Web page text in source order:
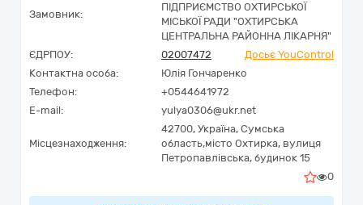
Замовник:
ПІДПРИЄМСТВО ОХТИРСЬКОЇ
МІСЬКОЇ РАДИ "ОХТИРСЬКА
ЦЕНТРАЛЬНА РАЙОННА ЛІКАРНЯ"
ЄДРПОУ:
02007472
Досьє YouControl
Контактна особа:
Юлія Гончаренко
Телефон:
+0544641972
E-mail:
yulya0306@ukr.net
Місцезнаходження:
42700, Україна, Сумська
область,місто Охтирка, вулиця
Петропавлівська, будинок 15
0